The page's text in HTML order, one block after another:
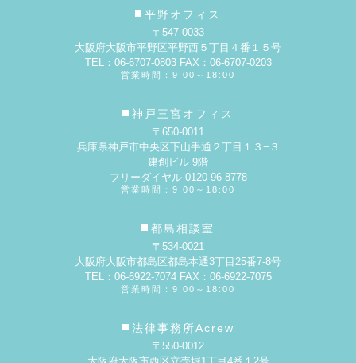
平野オフィス
〒547-0033
大阪府大阪市平野区平野西５丁目４番１５号
TEL：06-6707-0803 FAX：06-6707-0203
営業時間：9:00～18:00
神戸三宮オフィス
〒650-0011
兵庫県神戸市中央区下山手通２丁目１３−３
建創ビル 9階
フリーダイヤル 0120-96-8778
営業時間：9:00～18:00
都島相談室
〒534-0021
大阪府大阪市都島区都島本通3丁目25番7-8号
TEL：06-6922-7074 FAX：06-6922-7075
営業時間：9:00～18:00
法律事務所Acrew
〒550-0012